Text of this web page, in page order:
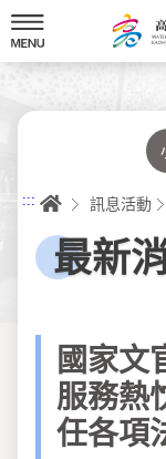
到
主
要
::: 首頁訊息活動
最新
國家文
服務熱
任各項